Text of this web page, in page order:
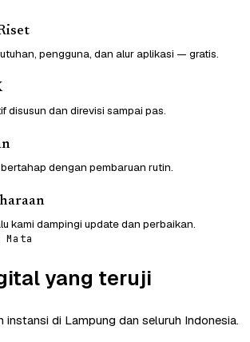
pengguna, dan alur aplikasi — gratis.
disusun dan direvisi sampai pas.
dengan pembaruan rutin.
kami dampingi update dan perbaikan.
yang teruji
instansi di Lampung dan seluruh Indonesia.